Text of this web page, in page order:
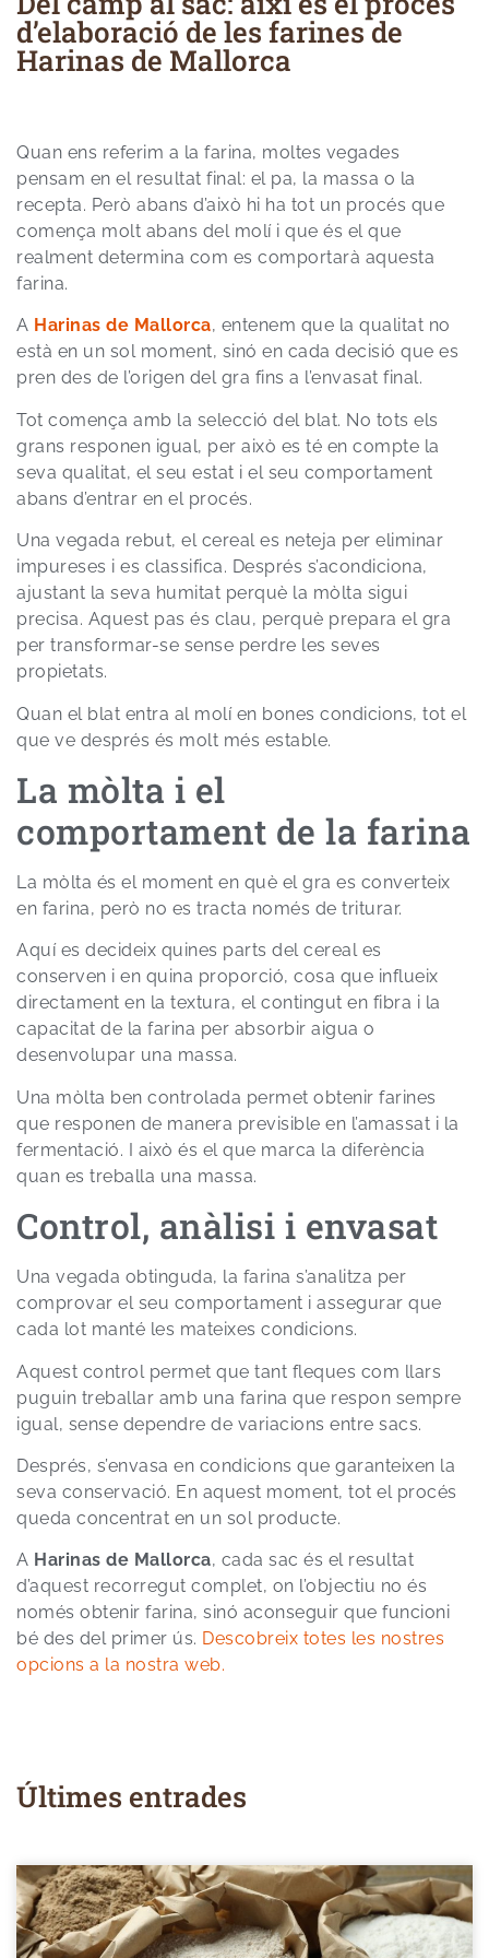
d’elaboració de les farines de
Harinas de Mallorca
Quan ens referim a la farina, moltes vegades
pensam en el resultat final: el pa, la massa o la
recepta. Però abans d’això hi ha tot un procés que
comença molt abans del molí i que és el que
realment determina com es comportarà aquesta
farina.
A Harinas de Mallorca, entenem que la qualitat no
està en un sol moment, sinó en cada decisió que es
pren des de l’origen del gra fins a l’envasat final.
Tot comença amb la selecció del blat. No tots els
grans responen igual, per això es té en compte la
seva qualitat, el seu estat i el seu comportament
abans d’entrar en el procés.
Una vegada rebut, el cereal es neteja per eliminar
impureses i es classifica. Després s’acondiciona,
ajustant la seva humitat perquè la mòlta sigui
precisa. Aquest pas és clau, perquè prepara el gra
per transformar-se sense perdre les seves
propietats.
Quan el blat entra al molí en bones condicions, tot el
que ve després és molt més estable.
La mòlta i el
comportament de la farina
La mòlta és el moment en què el gra es converteix
en farina, però no es tracta només de triturar.
Aquí es decideix quines parts del cereal es
conserven i en quina proporció, cosa que influeix
directament en la textura, el contingut en fibra i la
capacitat de la farina per absorbir aigua o
desenvolupar una massa.
Una mòlta ben controlada permet obtenir farines
que responen de manera previsible en l’amassat i la
fermentació. I això és el que marca la diferència
quan es treballa una massa.
Control, anàlisi i envasat
Una vegada obtinguda, la farina s’analitza per
comprovar el seu comportament i assegurar que
cada lot manté les mateixes condicions.
Aquest control permet que tant fleques com llars
puguin treballar amb una farina que respon sempre
igual, sense dependre de variacions entre sacs.
Després, s’envasa en condicions que garanteixen la
seva conservació. En aquest moment, tot el procés
queda concentrat en un sol producte.
A Harinas de Mallorca, cada sac és el resultat
d’aquest recorregut complet, on l’objectiu no és
només obtenir farina, sinó aconseguir que funcioni
bé des del primer ús. Descobreix totes les nostres
opcions a la nostra web.
Últimes entrades